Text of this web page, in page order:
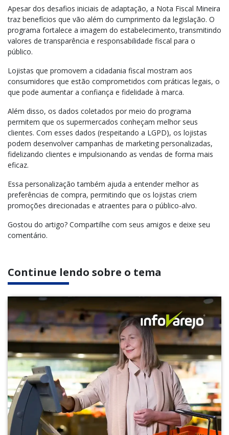
Apesar dos desafios iniciais de adaptação, a Nota Fiscal Mineira
traz benefícios que vão além do cumprimento da legislação. O
programa fortalece a imagem do estabelecimento, transmitindo
valores de transparência e responsabilidade fiscal para o
público.
Lojistas que promovem a cidadania fiscal mostram aos
consumidores que estão comprometidos com práticas legais, o
que pode aumentar a confiança e fidelidade à marca.
Além disso, os dados coletados por meio do programa
permitem que os supermercados conheçam melhor seus
clientes. Com esses dados (respeitando a LGPD), os lojistas
podem desenvolver campanhas de marketing personalizadas,
fidelizando clientes e impulsionando as vendas de forma mais
eficaz.
Essa personalização também ajuda a entender melhor as
preferências de compra, permitindo que os lojistas criem
promoções direcionadas e atraentes para o público-alvo.
Gostou do artigo? Compartilhe com seus amigos e deixe seu
comentário.
Continue lendo sobre o tema